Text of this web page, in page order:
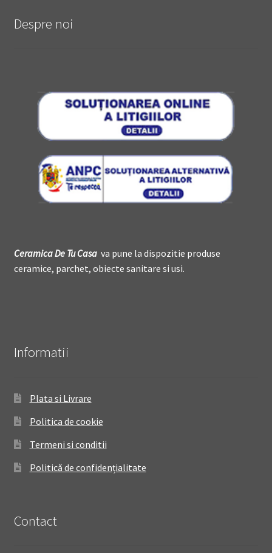
Despre noi
Ceramica DeTu Casava pune la dispozitie produse
ceramice, parchet, obiecte sanitare si usi.
Informatii
Plata si Livrare
Politica de cookie
Termeni si conditii
Politică de confidențialitate
Contact